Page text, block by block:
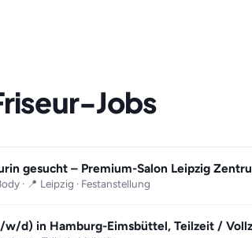
Jobs
gesucht – Premium-Salon Leipzig
· 📍 Leipzig · Festanstellung
w/d) in Hamburg-Eimsbüttel, Teilzeit /